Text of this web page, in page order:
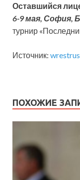
Оставшийся
6-9 мая, София,
турнир
Источник:
ПОХОЖИЕ